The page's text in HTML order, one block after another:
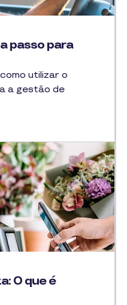
passo para
utilizar o
a gestão de
O que é